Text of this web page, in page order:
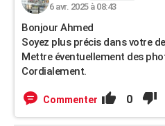
6 avr. 2025 à 08:43
Bonjour Ahmed
Soyez plus précis dans votre
Mettre éventuellement des
Cordialement.
Commenter 0